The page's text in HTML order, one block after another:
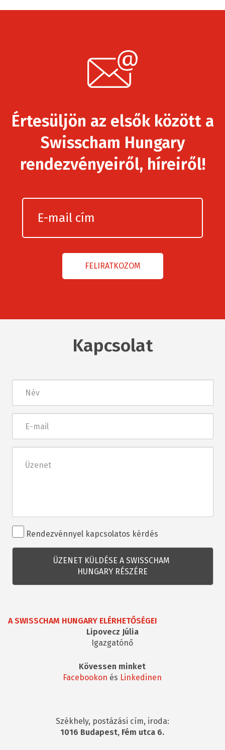
Értesüljön az elsők között a
Swisscham Hungary
rendezvényeiről, híreiről!
Kapcsolat
mail
Rendezvénnyel
kapcsolatos
kérdés
Rendezvénnyel kapcsolatos kérdés
A SWISSCHAM HUNGARY ELÉRHETŐSÉGEI
Lipovecz Júlia
Igazgatónő
Kövessen minket
Facebookon és Linkedinen
Székhely, postázási cím, iroda:
1016 Budapest, Fém utca 6.